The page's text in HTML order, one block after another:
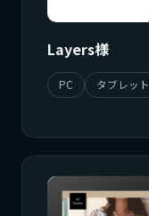
Layers様
PC タブレット